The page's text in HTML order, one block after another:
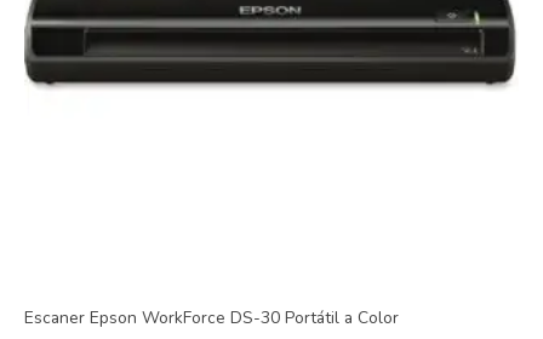
Escaner Epson WorkForce DS-30 Portátil a Color